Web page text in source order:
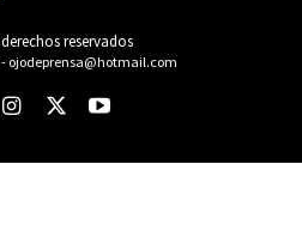
reservados
ojodeprensa@hotmail.com